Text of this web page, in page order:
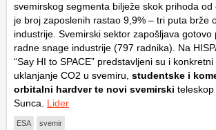
svemirskog segmenta bilježe skok prihoda od
je broj zaposlenih rastao 9,9% – tri puta brže
industrije. Svemirski sektor zapošljava gotovo
radne snage industrije (797 radnika). Na
“Say HI to SPACE” predstavljeni su i
uklanjanje CO2 u svemiru, studentske i
orbitalni hardver te novi svemirski
Sunca. Lider
ESA svemir